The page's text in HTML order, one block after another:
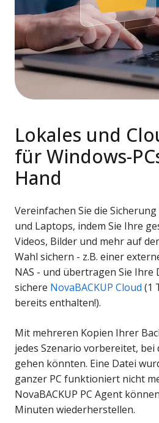
Lokales und
für Windows-
Hand
Vereinfachen Sie die
und Laptops, indem Sie Ihre
Videos, Bilder und mehr auf
Wahl sichern - z.B. einer
NAS - und übertragen Sie Ihre
sichere NovaBACKUP Cloud (1
bereits enthalten!).
Mit mehreren Kopien Ihrer
jedes Szenario vorbereitet,
gehen könnten. Eine Datei
ganzer PC funktioniert nicht
NovaBACKUP PC Agent
Minuten wiederherstellen.